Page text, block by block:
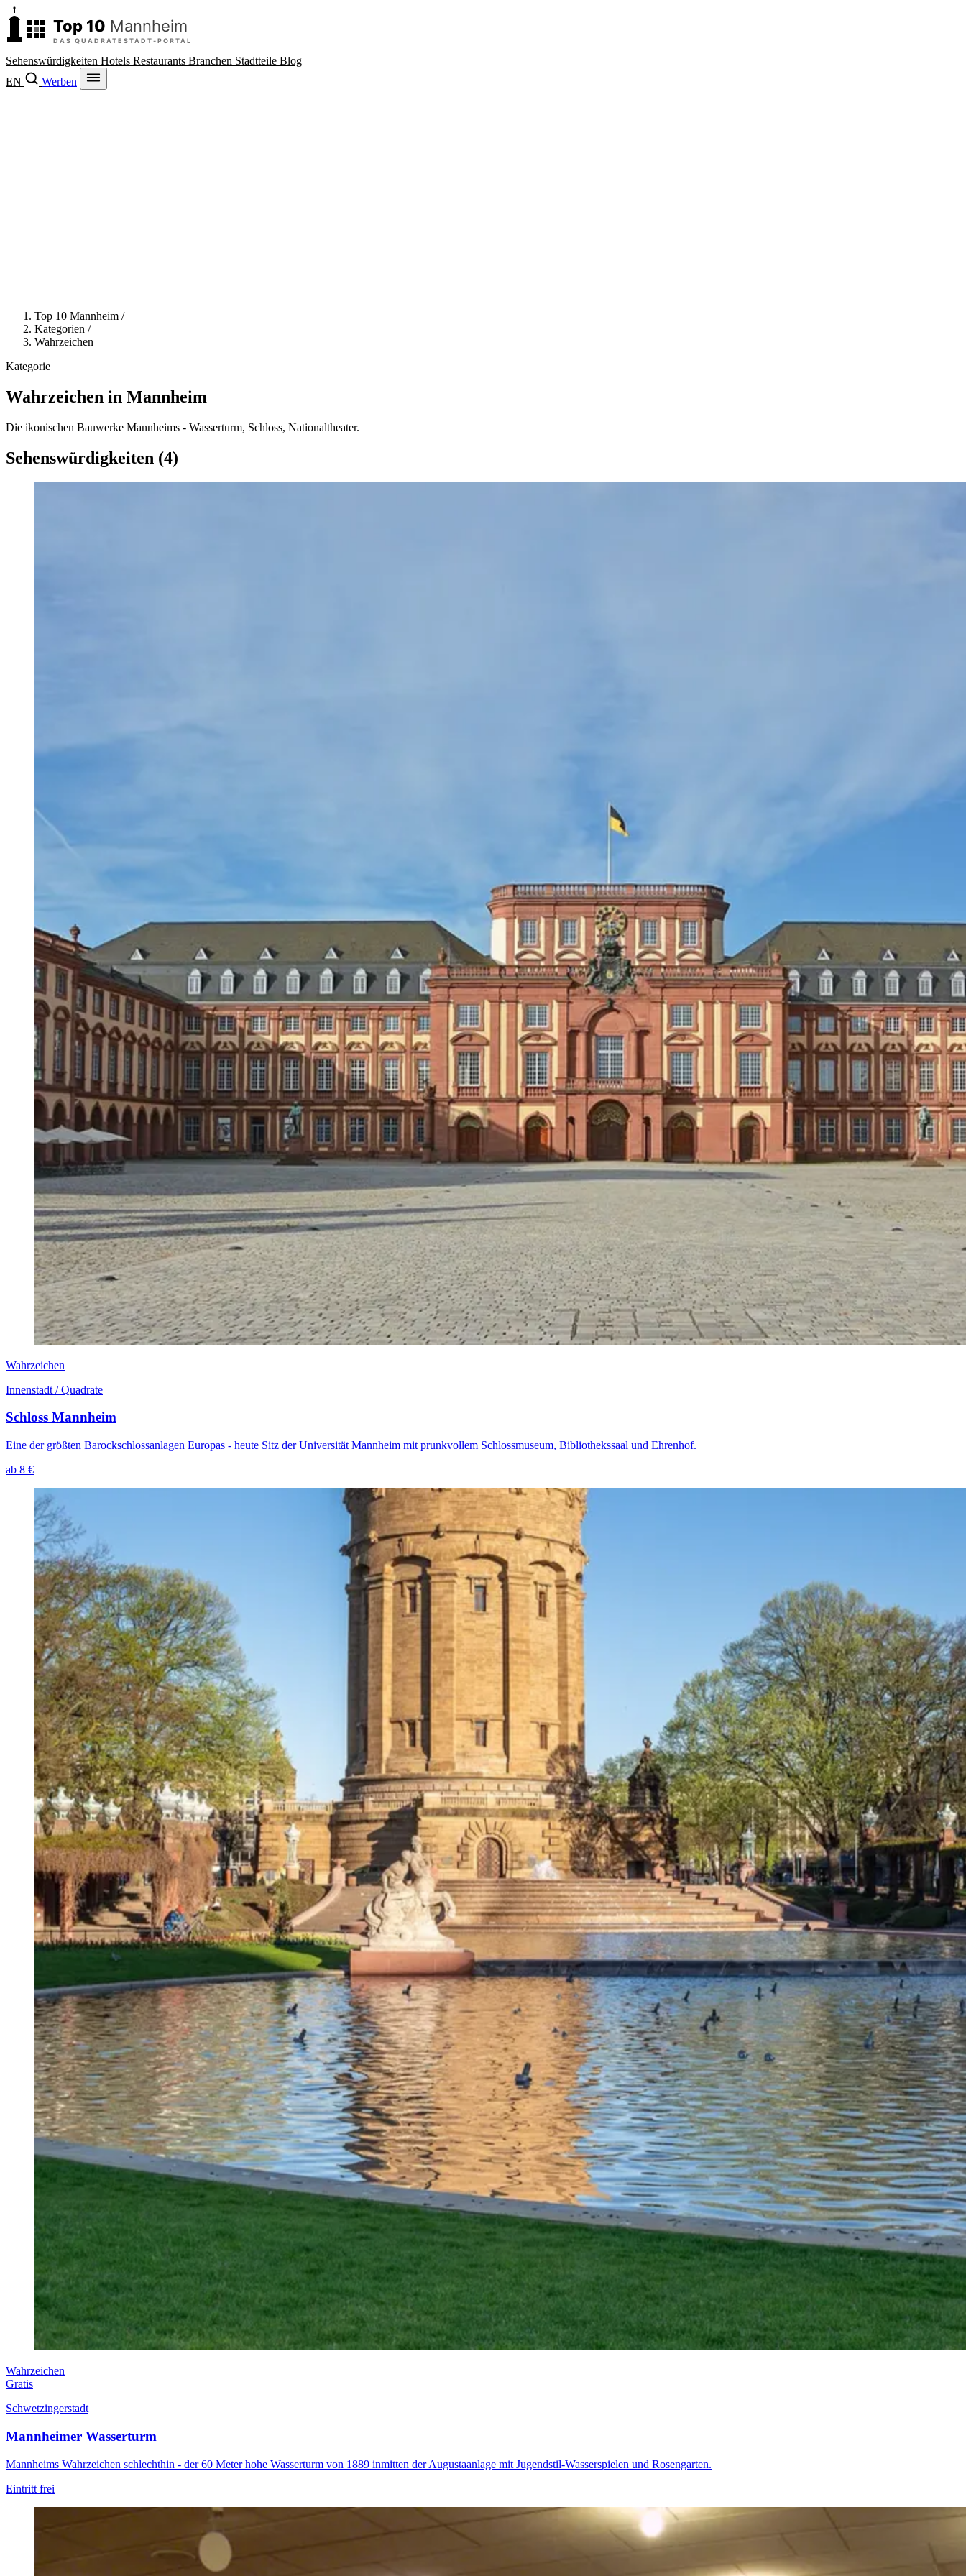
Sehenswürdigkeiten Hotels Restaurants Branchen Stadtteile Blog
EN
Werben
Top 10 Mannheim /
Kategorien /
Wahrzeichen
Kategorie
Wahrzeichen in Mannheim
Die ikonischen Bauwerke Mannheims - Wasserturm, Schloss, Nationaltheater.
Sehenswürdigkeiten (4)
Wahrzeichen
Innenstadt / Quadrate
Schloss Mannheim
Eine der größten Barockschlossanlagen Europas - heute Sitz der Universität Mannheim mit prunkvollem Schlossmuseum, Bibliothekssaal und Ehrenhof.
ab 8 €
Wahrzeichen
Gratis
Schwetzingerstadt
Mannheimer Wasserturm
Mannheims Wahrzeichen schlechthin - der 60 Meter hohe Wasserturm von 1889 inmitten der Augustaanlage mit Jugendstil-Wasserspielen und Rosengarten.
Eintritt frei